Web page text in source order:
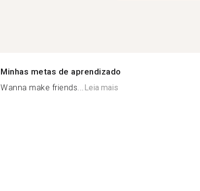
Minhas metas de aprendizado
Wanna make friends... Leia mais